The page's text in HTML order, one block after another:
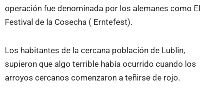
operación fue denominada por los alemanes como El
Festival de la Cosecha ( Erntefest).
Los habitantes de la cercana población de Lublin,
supieron que algo terrible había ocurrido cuando los
arroyos cercanos comenzaron a teñirse de rojo.